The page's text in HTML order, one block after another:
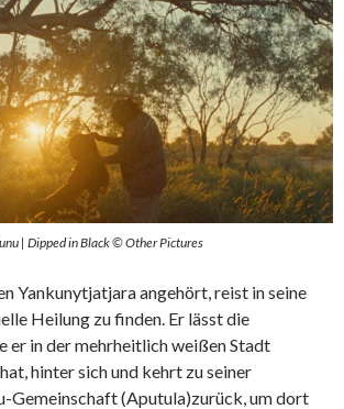
| Dipped in Black © Other Pictures
Yankunytjatjara angehört, reist in seine
Heilung zu finden. Er lässt die
er in der mehrheitlich weißen Stadt
hinter sich und kehrt zu seiner
Gemeinschaft (Aputula)zurück, um dort